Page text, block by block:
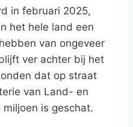
in februari 2025,
het hele land een
van ongeveer
ver achter bij het
dat op straat
van Land- en
is geschat.